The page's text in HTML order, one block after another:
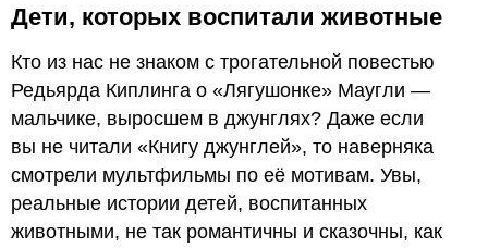
Дети, которых воспитали животные
Кто из нас не знаком с трогательной повестью
Редьярда Киплинга о «Лягушонке» Маугли —
мальчике, выросшем в джунглях? Даже если
вы не читали «Книгу джунглей», то наверняка
смотрели мультфильмы по её мотивам. Увы,
реальные истории детей, воспитанных
животными, не так романтичны и сказочны, как